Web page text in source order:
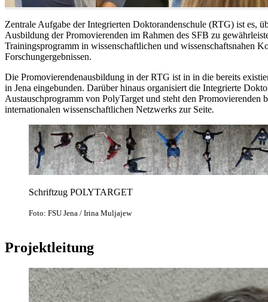
Zentrale Aufgabe der Integrierten Doktorandenschule (RTG) ist es,
Ausbildung der Promovierenden im Rahmen des SFB zu
Trainingsprogramm in wissenschaftlichen und wissenschaftsnahen
Forschungergebnissen.
Die Promovierendenausbildung in der RTG ist in in die bereits
in Jena eingebunden. Darüber hinaus organisiert die Integrierte
Austauschprogramm von PolyTarget und steht den Promovierenden
internationalen wissenschaftlichen Netzwerks zur Seite.
Schriftzug POLYTARGET
Foto: FSU Jena / Irina Muljajew
Projektleitung